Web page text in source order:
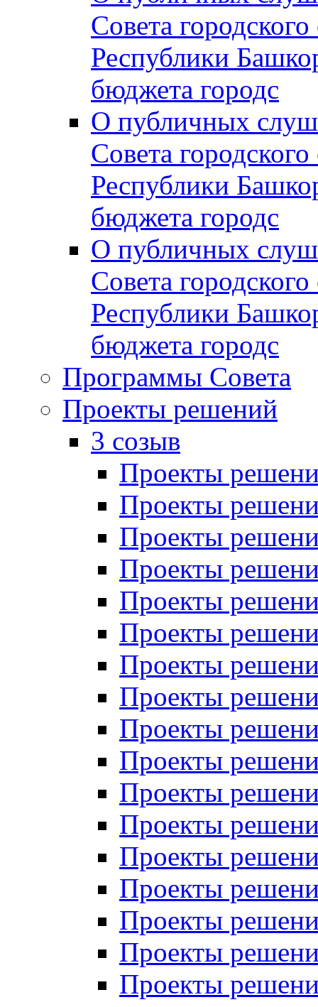
Совета
Республики
бюджета городс
О публичных
Совета
Республики
бюджета городс
О публичных
Совета
Республики
бюджета городс
Программы Совета
Проекты решений
3 созыв
Проекты
Проекты
Проекты
Проекты
Проекты
Проекты
Проекты
Проекты
Проекты
Проекты
Проекты
Проекты
Проекты
Проекты
Проекты
Проекты
Проекты